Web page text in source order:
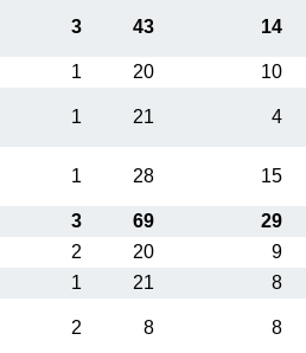
3 43 14
1 20
10
1 21 4
1 28 15
3 69
29
2 20
9
1 21
8
2 8 8